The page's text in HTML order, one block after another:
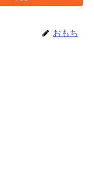
おもち